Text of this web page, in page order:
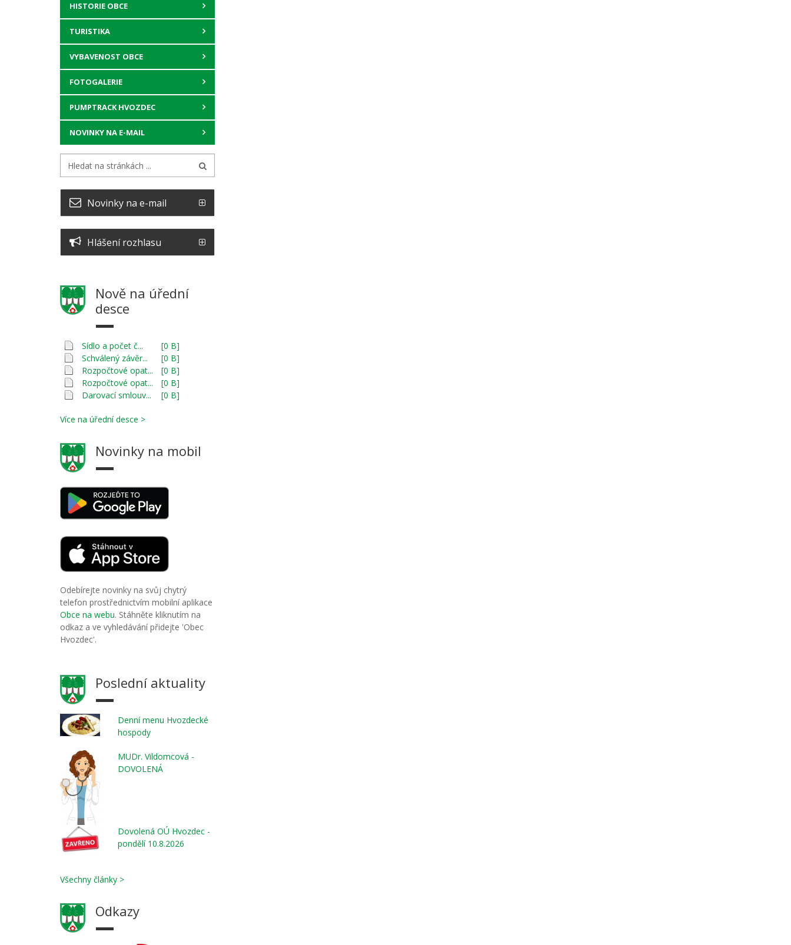
HISTORIE OBCE
TURISTIKA
VYBAVENOST OBCE
FOTOGALERIE
PUMPTRACK HVOZDEC
NOVINKY NA E-MAIL
Novinky na e-mail
Hlášení rozhlasu
Nově na úřední
desce
Sídlo a počet č...
[0 B]
Schválený závěr...
[0 B]
Rozpočtové opat...
[0 B]
Rozpočtové opat...
[0 B]
Darovací smlouv...
[0 B]
Více na úřední desce >
Novinky na mobil
Odebírejte novinky na svůj chytrý
telefon prostřednictvím mobilní aplikace
Obce na webu. Stáhněte kliknutím na
odkaz a ve vyhledávání přidejte 'Obec
Hvozdec'.
Poslední aktuality
Denní menu Hvozdecké
hospody
MUDr. Vildomcová -
DOVOLENÁ
Dovolená OÚ Hvozdec -
pondělí 10.8.2026
Všechny články >
Odkazy